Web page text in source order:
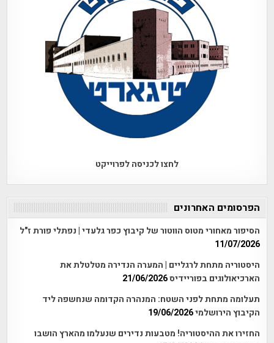
לחצו לכניסה לפרוייקט
הפרסומים האחרונים
הסיפור מאחורי מטוס הווטור של קיבוץ כפר גלעדי | נפתלי פורת ז"ל
11/07/2026
היסטוריה מתחת לרגליים | המערה הנדירה מטלטלת את
הארכיאולוגים בפוריידיס21/06/2026
תעלומה מתחת לפני השטח: המנהרה הקדומה שנחשפה ליד
הקיבוץ הירושלמי19/06/2026
החזירו את ההיסטוריה! מטבעות נדירים שנעלמו מהארץ הושבו